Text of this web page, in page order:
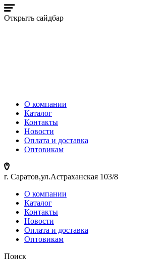
Открыть сайдбар
О компании
Каталог
Контакты
Новости
Оплата и доставка
Оптовикам
г. Саратов,ул.Астраханская 103/8
О компании
Каталог
Контакты
Новости
Оплата и доставка
Оптовикам
Поиск